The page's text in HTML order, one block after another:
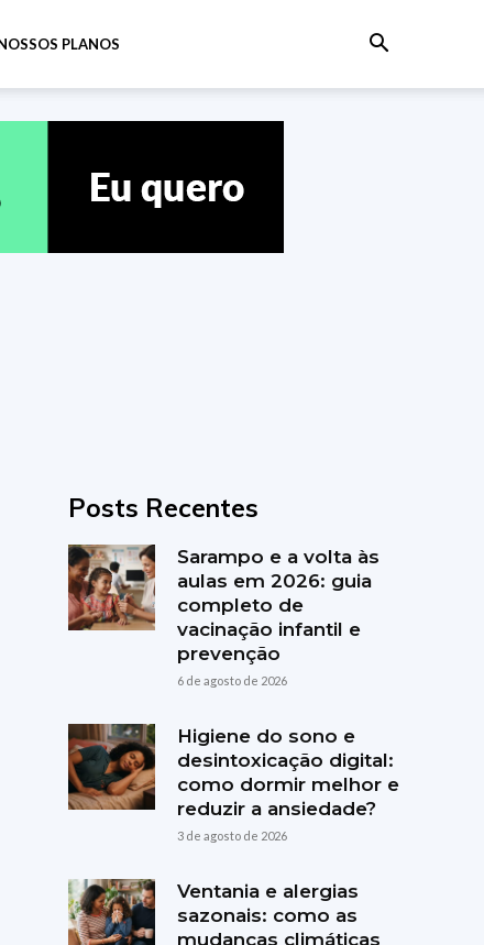
PLANOS
Posts Recentes
Sarampo e a volta às
aulas em 2026: guia
completo de
vacinação infantil e
prevenção
6 de agosto de 2026
Higiene do sono e
desintoxicação digital:
como dormir melhor e
reduzir a ansiedade?
3 de agosto de 2026
Ventania e alergias
sazonais: como as
mudanças climáticas